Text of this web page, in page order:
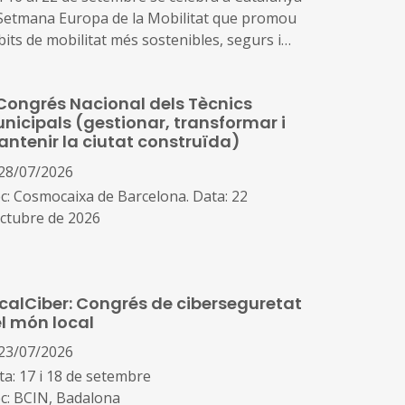
Europa de la Mobilitat que promou
de mobilitat més sostenibles, segurs i
així com visualitzar els canvis possibles
de l’espai públic, millorar la qualitat de
i la reducció de la contaminació
Nacional dels Tècnics
(gestionar, transformar i
la ciutat construïda)
07/2026
Cosmocaixa de Barcelona. Data: 22
de 2026
de la ciutat existent, les
municipals, l’aplicació pràctica
tecnologia i la IA en la gestió pública
Congrés de ciberseguretat
món local
07/2026
17 i 18 de setembre
BCIN, Badalona